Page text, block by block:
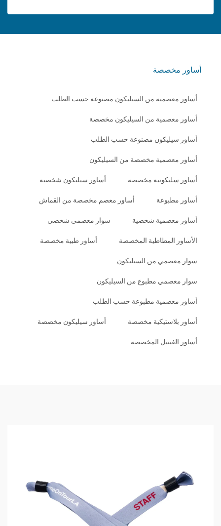
أساور مخصصة
أساور معصمية من السيليكون مصنوعة حسب الطلب
أساور معصمية من السيليكون مخصصة
أساور سيليكون مصنوعة حسب الطلب
أساور معصمية مخصصة من السيليكون
أساور سليكونية مخصصة أساور سيليكون شخصية
أساور مطبوعة أساور معصم مخصصة من القماش
أساور معصمية شخصية سوار معصمي شخصي
الأساور المطاطية المخصصة أساور طبية مخصصة
سوار معصمي من السيليكون
سوار معصمي مطبوع من السيليكون
أساور معصمية مطبوعة حسب الطلب
أساور بلاستيكية مخصصة أساور سيليكون مخصصة
أساور الفينيل المخصصة